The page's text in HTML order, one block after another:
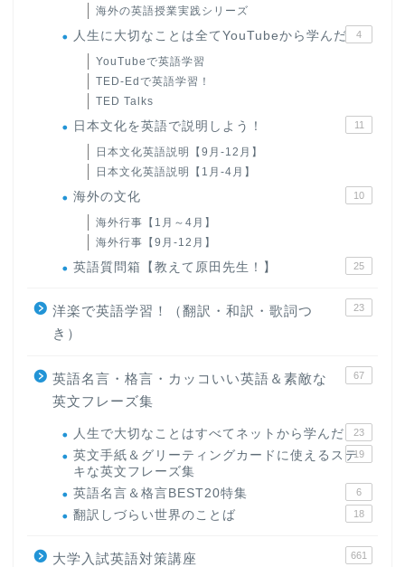
海外の英語授業実践シリーズ
人生に大切なことは全てYouTubeから学んだ 4
YouTubeで英語学習
TED-Edで英語学習！
TED Talks
日本文化を英語で説明しよう！ 11
日本文化英語説明【9月-12月】
日本文化英語説明【1月-4月】
海外の文化 10
海外行事【1月～4月】
海外行事【9月-12月】
英語質問箱【教えて原田先生！】 25
洋楽で英語学習！（翻訳・和訳・歌詞つ
き）
23
英語名言・格言・カッコいい英語＆素敵な
英文フレーズ集
67
人生で大切なことはすべてネットから学んだ 23
英文手紙＆グリーティングカードに使えるステ
キな英文フレーズ集
19
英語名言＆格言BEST20特集 6
翻訳しづらい世界のことば 18
大学入試英語対策講座 661